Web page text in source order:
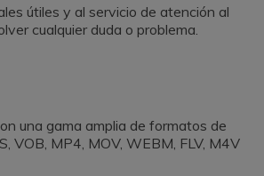
útiles y al servicio de atención al
cualquier duda o problema.
una gama amplia de formatos de
VOB, MP4, MOV, WEBM, FLV, M4V